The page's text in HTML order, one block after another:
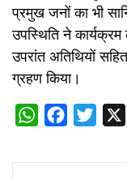
प्रमुख जनों का भी
उपस्थिति ने कार्यक्रम
उपरांत अतिथियों
ग्रहण किया।
WhatsAppFacebook
Twitter